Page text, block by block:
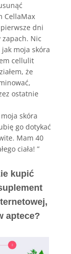
CellaMax
dni
Nic
moja skóra
cellulit
że
ostatnie
skóra
go dotykać
Mam 40
ciała! ”
kupić
aptece?